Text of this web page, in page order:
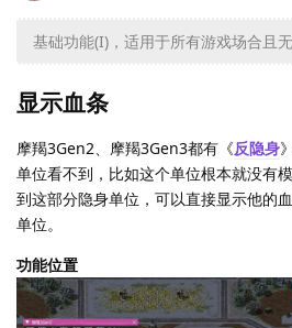
基础功能(I)，适用于所有游戏场合且无
显示血条
摩羯3Gen2、摩羯3Gen3都有《反隐身
单位看不到，比如这个单位根本就没有
到这部分隐身单位，可以直接显示他的
单位。
功能位置